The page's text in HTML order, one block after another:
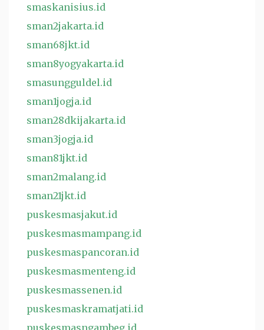
smaskanisius.id
sman2jakarta.id
sman68jkt.id
sman8yogyakarta.id
smasungguldel.id
sman1jogja.id
sman28dkijakarta.id
sman3jogja.id
sman81jkt.id
sman2malang.id
sman21jkt.id
puskesmasjakut.id
puskesmasmampang.id
puskesmaspancoran.id
puskesmasmenteng.id
puskesmassenen.id
puskesmaskramatjati.id
puskesmasngambeg.id